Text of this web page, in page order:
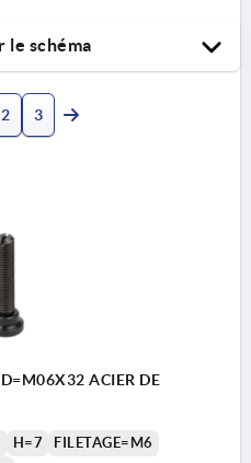
le schéma
2 3
ACIER DE
H=7
FILETAGE=M6